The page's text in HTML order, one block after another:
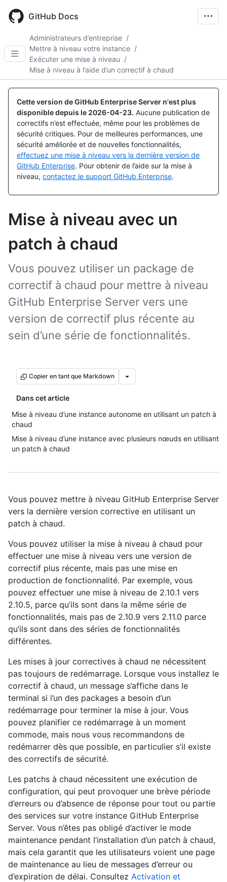
main
GitHub Docs
Administrateurs d’entreprise /
Mettre à niveau votre instance /
Exécuter une mise à niveau /
Mise à niveau à l’aide d’un correctif à chaud
Cette version de GitHub Enterprise Server n'est plus
disponible depuis le 2026-04-23. Aucune publication de
correctifs n’est effectuée, même pour les problèmes de
sécurité critiques. Pour de meilleures performances, une
sécurité améliorée et de nouvelles fonctionnalités,
effectuez une mise à niveau vers la dernière version de
GitHub Enterprise. Pour obtenir de l’aide sur la mise à
niveau, contactez le support GitHub Enterprise.
Mise à niveau avec un
patch à chaud
Vous pouvez utiliser un package de
correctif à chaud pour mettre à niveau
GitHub Enterprise Server vers une
version de correctif plus récente au
sein d’une série de fonctionnalités.
Copier en tant que Markdown
Dans cet article
Mise à niveau d’une instance autonome en utilisant un patch à
chaud
Mise à niveau d’une instance avec plusieurs nœuds en utilisant
un patch à chaud
Vous pouvez mettre à niveau GitHub Enterprise Server
vers la dernière version corrective en utilisant un
patch à chaud.
Vous pouvez utiliser la mise à niveau à chaud pour
effectuer une mise à niveau vers une version de
correctif plus récente, mais pas une mise en
production de fonctionnalité. Par exemple, vous
pouvez effectuer une mise à niveau de 2.10.1 vers
2.10.5, parce qu’ils sont dans la même série de
fonctionnalités, mais pas de 2.10.9 vers 2.11.0 parce
qu’ils sont dans des séries de fonctionnalités
différentes.
Les mises à jour correctives à chaud ne nécessitent
pas toujours de redémarrage. Lorsque vous installez le
correctif à chaud, un message s’affiche dans le
terminal si l’un des packages a besoin d’un
redémarrage pour terminer la mise à jour. Vous
pouvez planifier ce redémarrage à un moment
commode, mais nous vous recommandons de
redémarrer dès que possible, en particulier s’il existe
des correctifs de sécurité.
Les patchs à chaud nécessitent une exécution de
configuration, qui peut provoquer une brève période
d’erreurs ou d’absence de réponse pour tout ou partie
des services sur votre instance GitHub Enterprise
Server. Vous n’êtes pas obligé d’activer le mode
maintenance pendant l’installation d’un patch à chaud,
mais cela garantit que les utilisateurs voient une page
de maintenance au lieu de messages d’erreur ou
d’expiration de délai. Consultez Activation et